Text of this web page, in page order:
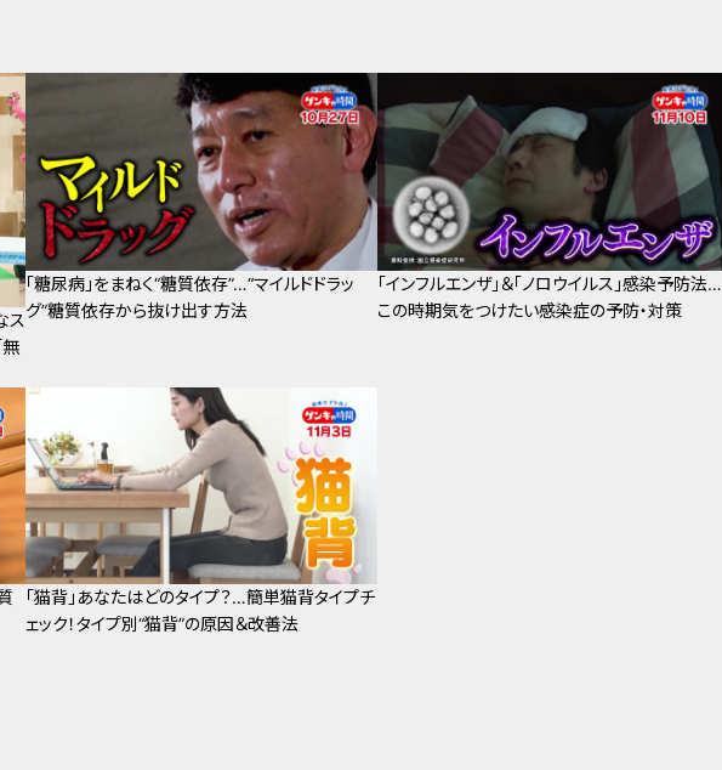
ス
無
「糖尿病」をまねく“糖質依存”…“マイルドドラッ
グ”糖質依存から抜け出す方法
「インフルエンザ」＆「ノロウイルス」感染予防法…
この時期気をつけたい感染症の予防・対策
「猫背」あなたはどのタイプ？…簡単猫背タイプチ
ェック！タイプ別“猫背”の原因＆改善法